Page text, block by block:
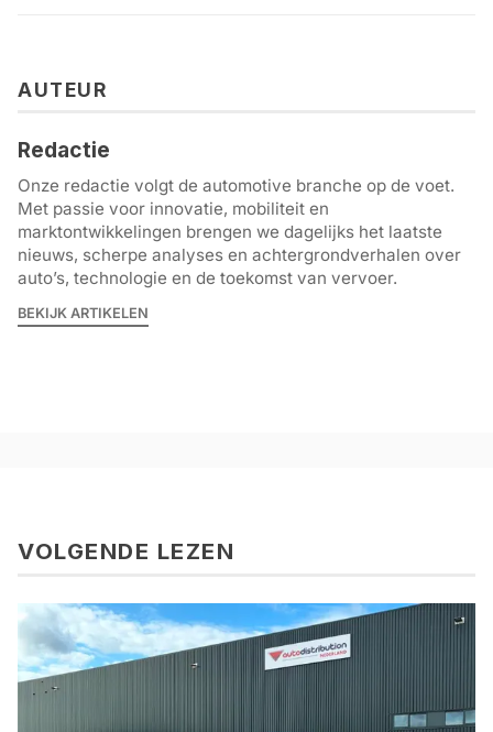
AUTEUR
Redactie
Onze redactie volgt de automotive branche op de voet.
Met passie voor innovatie, mobiliteit en
marktontwikkelingen brengen we dagelijks het laatste
nieuws, scherpe analyses en achtergrondverhalen over
auto’s, technologie en de toekomst van vervoer.
BEKIJK ARTIKELEN
VOLGENDE LEZEN